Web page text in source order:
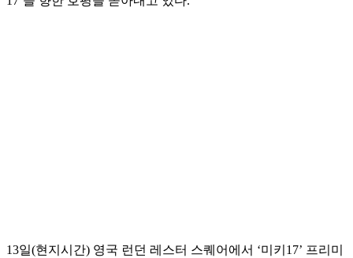
13일(현지시간) 영국 런던 레스터 스퀘어에서 ‘미키17’ 프리미